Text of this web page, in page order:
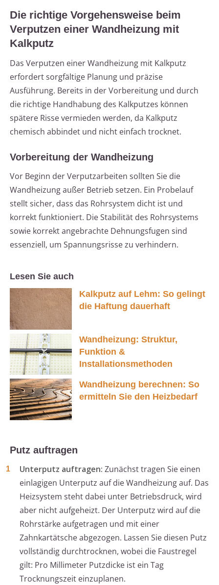
Die richtige Vorgehensweise beim
Verputzen einer Wandheizung mit
Kalkputz
Das Verputzen einer Wandheizung mit Kalkputz
erfordert sorgfältige Planung und präzise
Ausführung. Bereits in der Vorbereitung und durch
die richtige Handhabung des Kalkputzes können
spätere Risse vermieden werden, da Kalkputz
chemisch abbindet und nicht einfach trocknet.
Vorbereitung der Wandheizung
Vor Beginn der Verputzarbeiten sollten Sie die
Wandheizung außer Betrieb setzen. Ein Probelauf
stellt sicher, dass das Rohrsystem dicht ist und
korrekt funktioniert. Die Stabilität des Rohrsystems
sowie korrekt angebrachte Dehnungsfugen sind
essenziell, um Spannungsrisse zu verhindern.
Lesen Sie auch
Kalkputz auf Lehm: So gelingt
die Haftung dauerhaft
Wandheizung: Struktur,
Funktion &
Installationsmethoden
Wandheizung berechnen: So
ermitteln Sie den Heizbedarf
Putz auftragen
Unterputz auftragen: Zunächst tragen Sie einen
einlagigen Unterputz auf die Wandheizung auf. Das
Heizsystem steht dabei unter Betriebsdruck, wird
aber nicht aufgeheizt. Der Unterputz wird auf die
Rohrstärke aufgetragen und mit einer
Zahnkartätsche abgezogen. Lassen Sie diesen Putz
vollständig durchtrocknen, wobei die Faustregel
gilt: Pro Millimeter Putzdicke ist ein Tag
Trocknungszeit einzuplanen.